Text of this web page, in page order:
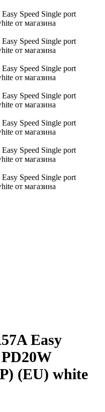
Easy
(EU) white